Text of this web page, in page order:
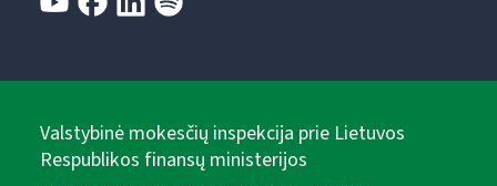
Valstybinė mokesčių inspekcija prie Lietuvos
Respublikos finansų ministerijos